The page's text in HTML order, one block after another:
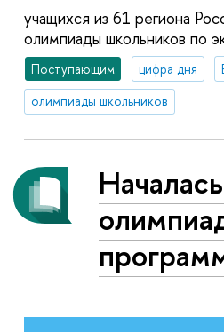
учащихся из 61 региона
олимпиады школьников по
Поступающим цифра дня
олимпиады школьников